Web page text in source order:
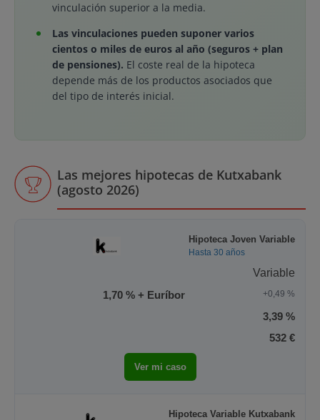
vinculación superior a la media.
Las vinculaciones pueden suponer varios
cientos o miles de euros al año (seguros + plan
de pensiones). El coste real de la hipoteca
depende más de los productos asociados que
del tipo de interés inicial.
Las mejores hipotecas de Kutxabank
(agosto 2026)
Hipoteca Joven Variable
Hasta 30 años
Variable
1,70 % + Euríbor
+0,49 %
3,39 %
532 €
Ver mi caso
Hipoteca Variable Kutxabank